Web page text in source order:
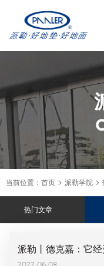
当前位置： 首页 派勒学院
热门文章
派勒丨德克嘉：它
2022-06-08